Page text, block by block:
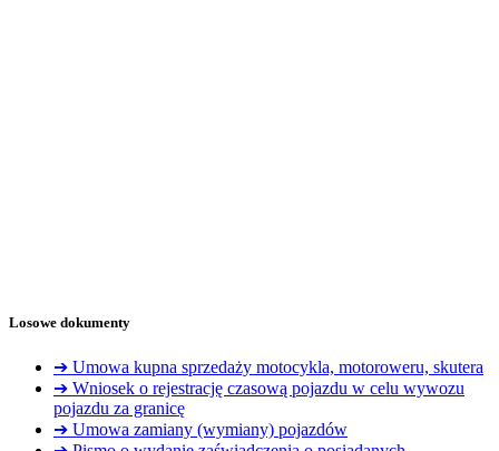
Losowe dokumenty
➔ Umowa kupna sprzedaży motocykla, motoroweru, skutera
➔ Wniosek o rejestrację czasową pojazdu w celu wywozu
pojazdu za granicę
➔ Umowa zamiany (wymiany) pojazdów